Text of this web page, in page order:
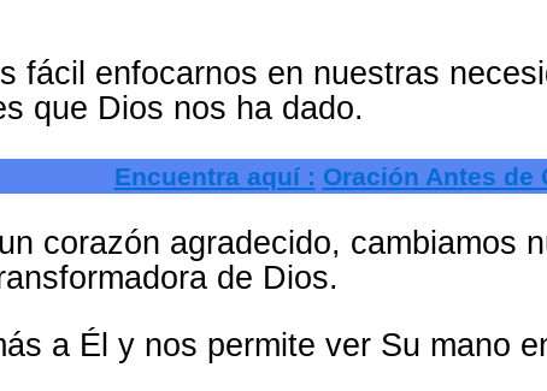
fácil enfocarnos en nuestras
que Dios nos ha dado.
Encuentra aquí : Oración Antes de
corazón agradecido, cambiamos
de Dios.
a Él y nos permite ver Su mano